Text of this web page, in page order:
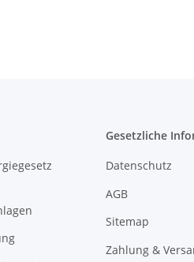
Gesetzliche
Datenschutz
AGB
Sitemap
Zahlung &